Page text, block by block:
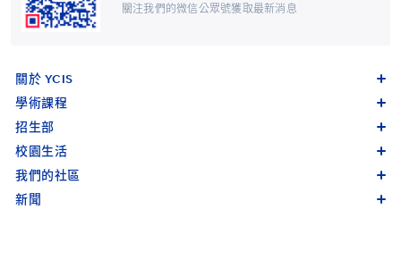
關注我們的微信公眾號獲取最新消息
關於 YCIS
學術課程
招生部
校園生活
我們的社區
新聞